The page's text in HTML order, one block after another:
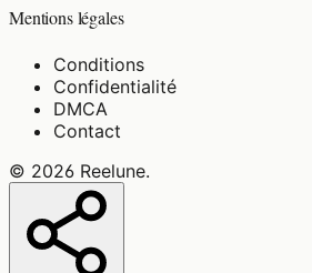
Mentions légales
Conditions
Confidentialité
DMCA
Contact
© 2026 Reelune.